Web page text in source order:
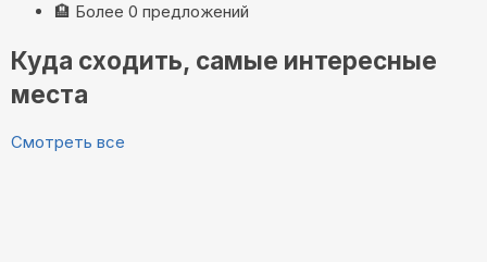
🏨 Более 0 предложений
Куда сходить, самые интересные
места
Смотреть все